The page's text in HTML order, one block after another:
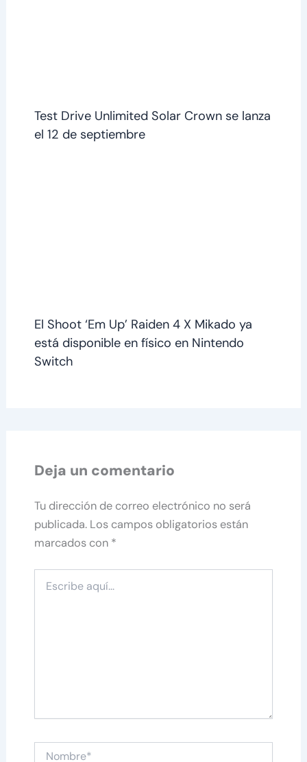
Test Drive Unlimited Solar Crown se lanza
el 12 de septiembre
El Shoot ‘Em Up’ Raiden 4 X Mikado ya
está disponible en físico en Nintendo
Switch
Deja un comentario
Tu dirección de correo electrónico no será
publicada. Los campos obligatorios están
marcados con *
aquí...